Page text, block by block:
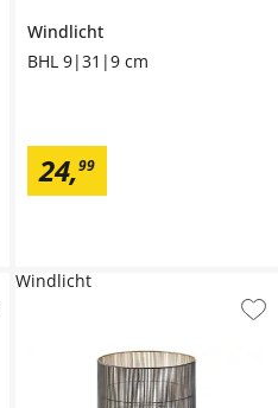
Windlicht
BHL 9|31|9 cm
24,99
Windlicht